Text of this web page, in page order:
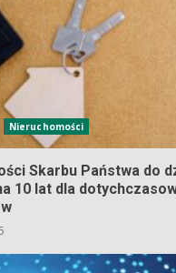
Nieruchomości
Skarbu Państwa do
10 lat dla